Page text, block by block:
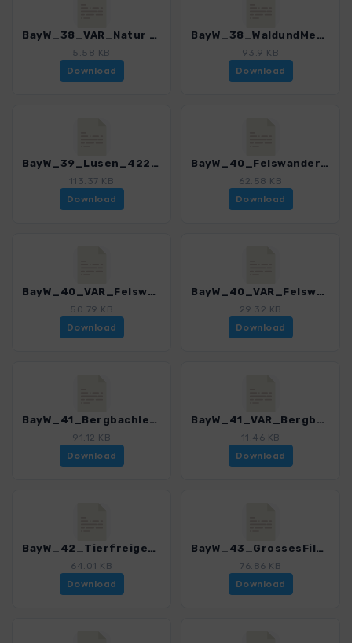
BayW_38_VAR_Natur und Zeit_Wistlberg_4225_8.gpx
5.58 KB
Download
BayW_38_WaldundMensch_4225_8.gpx
93.9 KB
Download
BayW_39_Lusen_4225_8.gpx
113.37 KB
Download
BayW_40_Felswandergebiet_4225_8.gpx
62.58 KB
Download
BayW_40_VAR_Felswandergebiet_4225_8.gpx
50.79 KB
Download
BayW_40_VAR_Felswandergebiet_Kleine Kanzel_4225_8.gpx
29.32 KB
Download
BayW_41_Bergbachlehrpfad_4225_8.gpx
91.12 KB
Download
BayW_41_VAR_Bergbachlehrpfad_4225_8.gpx
11.46 KB
Download
BayW_42_Tierfreigehege_4225_8.gpx
64.01 KB
Download
BayW_43_GrossesFilzKlosterfilz_4225_8.gpx
76.86 KB
Download